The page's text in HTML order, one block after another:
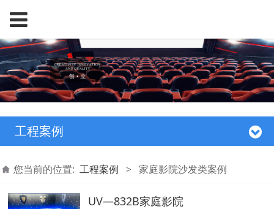
工程案例
您当前的位置: 工程案例 > 家庭影院沙发类案例
UV—832B家庭影院